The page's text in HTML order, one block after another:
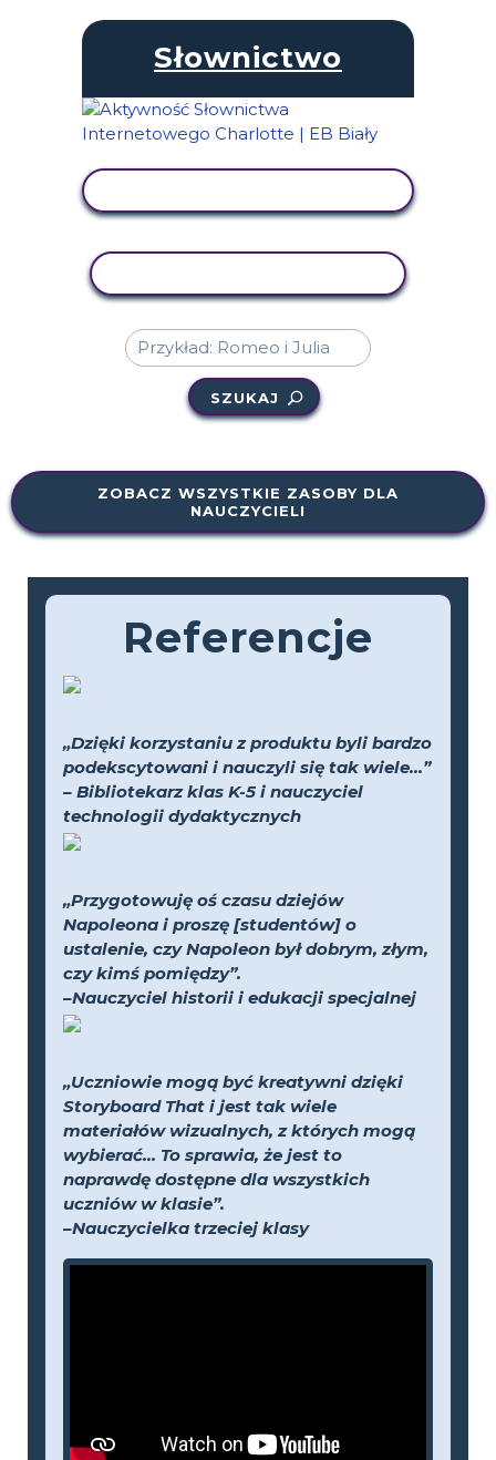
Słownictwo
SZUKAJ
ZOBACZ WSZYSTKIE ZASOBY DLA
NAUCZYCIELI
Referencje
„Dzięki korzystaniu z produktu byli bardzo
podekscytowani i nauczyli się tak wiele...”
– Bibliotekarz klas K-5 i nauczyciel
technologii dydaktycznych
„Przygotowuję oś czasu dziejów
Napoleona i proszę [studentów] o
ustalenie, czy Napoleon był dobrym, złym,
czy kimś pomiędzy”.
–Nauczyciel historii i edukacji specjalnej
„Uczniowie mogą być kreatywni dzięki
Storyboard That i jest tak wiele
materiałów wizualnych, z których mogą
wybierać... To sprawia, że jest to
naprawdę dostępne dla wszystkich
uczniów w klasie”.
–Nauczycielka trzeciej klasy